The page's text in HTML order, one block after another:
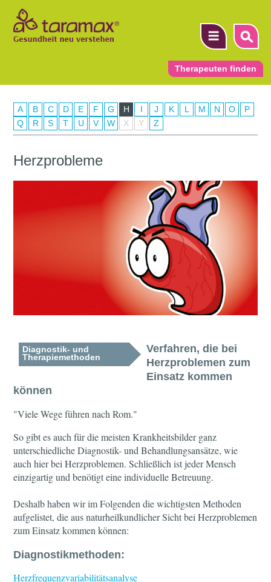
Therapeuten finden
A B C D E F G H I J K L M N O
P
Q
R S T U V W X Y Z
Herzprobleme
Diagnostik- und
Therapiemethoden
Verfahren, die bei
Herzproblemen zum
Einsatz kommen
können
"Viele Wege führen nach Rom."
So gibt es auch für die meisten Krankheitsbilder ganz
unterschiedliche Diagnostik- und Behandlungsansätze, wie
auch hier bei Herzproblemen. Schließlich ist jeder Mensch
einzigartig und benötigt eine individuelle Betreuung.
Deshalb haben wir im Folgenden die wichtigsten Methoden
aufgelistet, die aus naturheilkundlicher Sicht bei Herzproblemen
zum Einsatz kommen können:
Diagnostikmethoden:
Herzfrequenzvariabilitätsanalyse